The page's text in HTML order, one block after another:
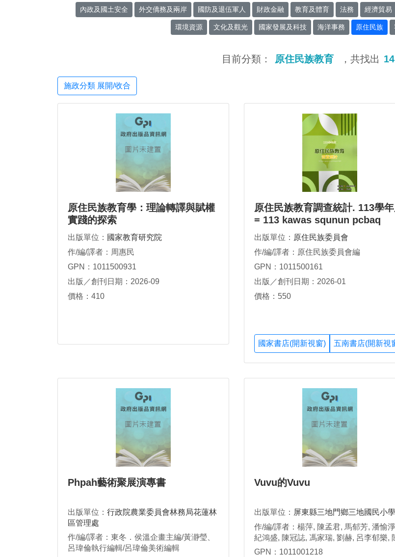
內政及國土安全 外交僑務及兩岸 國防及退伍軍人 財政金融 教育及體育 法務 經濟貿易
環境資源 文化及觀光 國家發展及科技 海洋事務 原住民族
目前分類： 原住民族教育 ，共找出 14
施政分類 展開/收合
原住民族教育學：理論轉譯與賦權
實踐的探索
出版單位： 國家教育研究院
作/編/譯者：周惠民
GPN：1011500931
出版／創刊日期：2026-09
價格：410
原住民族教育調查統計. 113學
= 113 kawas squnun pcbaq
hnkangi na tayal
出版單位： 原住民族委員會
作/編/譯者：原住民族委員會編
GPN：1011500161
出版／創刊日期：2026-01
價格：550
國家書店(開新視窗) 五南書店(開新視
Phpah藝術聚展演專書
出版單位： 行政院農業委員會林務局花蓮林
區管理處
作/編/譯者：東冬．侯溫企畫主編/黃瀞瑩、
呂瑋倫執行編輯/呂瑋倫美術編輯
Vuvu的Vuvu
出版單位： 屏東縣三地門鄉三地國民小學
作/編/譯者：楊萍, 陳孟君, 馬郁芳, 潘愉
紀鴻盛, 陳冠誌, 馮家瑞, 劉赫, 呂李郁樂,
錫佑, 張佑晟, 陳睿驊, 羅羿勛, 葉晴恩, 黃宥
GPN：1011001218